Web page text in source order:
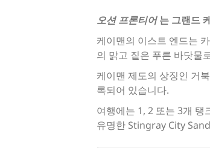
오션 프론티어는 그랜드
케이맨의 이스트 엔드는
의 맑고 짙은 푸른 바닷물
케이맨 제도의 상징인 거
록되어 있습니다.
여행에는 1, 2 또는 3개
유명한 Stingray City